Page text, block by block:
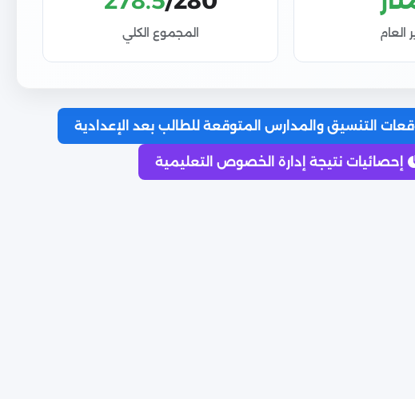
العام المجموع الكلي
التنسيق والمدارس المتوقعة للطالب بعد الإعدادية
إحصائيات نتيجة إدارة الخصوص التعليمية